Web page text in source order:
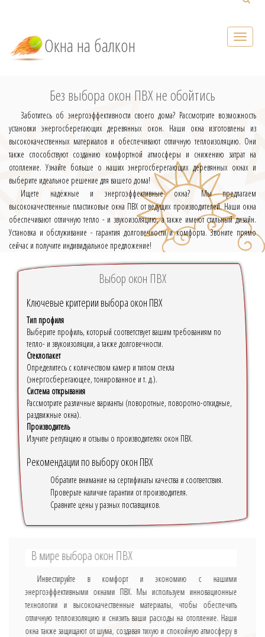
Окна на балкон
Без выбора окон ПВХ не обойтись
Заботитесь об энергоэффективности своего дома? Рассмотрите возможность
установки энергосберегающих деревянных окон. Наши окна изготовлены из
высококачественных материалов и обеспечивают отличную теплоизоляцию. Они
также способствуют созданию комфортной атмосферы и снижению затрат на
отопление. Узнайте больше о наших энергосберегающих деревянных окнах и
выберите идеальное решение для вашего дома!
Ищете надёжные и энергоэффективные окна? Мы предлагаем
высококачественные пластиковые окна ПВХ от ведущих производителей. Наши окна
обеспечивают отличную тепло - и звукоизоляцию, а также имеют стильный дизайн.
Установка и обслуживание - гарантия долговечности и комфорта. Звоните прямо
сейчас и получите индивидуальное предложение!
Выбор окон ПВХ
Ключевые критерии выбора окон ПВХ
Тип профиля
Выберите профиль, который соответствует вашим требованиям по
тепло- и звукоизоляции, а также долговечности.
Стеклопакет
Определитесь с количеством камер и типом стекла
(энергосберегающее, тонированное и т. д.).
Система открывания
Рассмотрите различные варианты (поворотные, поворотно-откидные,
раздвижные окна).
Производитель
Изучите репутацию и отзывы о производителях окон ПВХ.
Рекомендации по выбору окон ПВХ
Обратите внимание на сертификаты качества и соответствия.
Проверьте наличие гарантии от производителя.
Сравните цены у разных поставщиков.
В мире выбора окон ПВХ
Инвестируйте в комфорт и экономию с нашими
энергоэффективными окнами ПВХ. Мы используем инновационные
технологии и высококачественные материалы, чтобы обеспечить
отличную теплоизоляцию и снизить ваши расходы на отопление. Наши
окна также защищают от шума, создавая тихую и спокойную атмосферу в